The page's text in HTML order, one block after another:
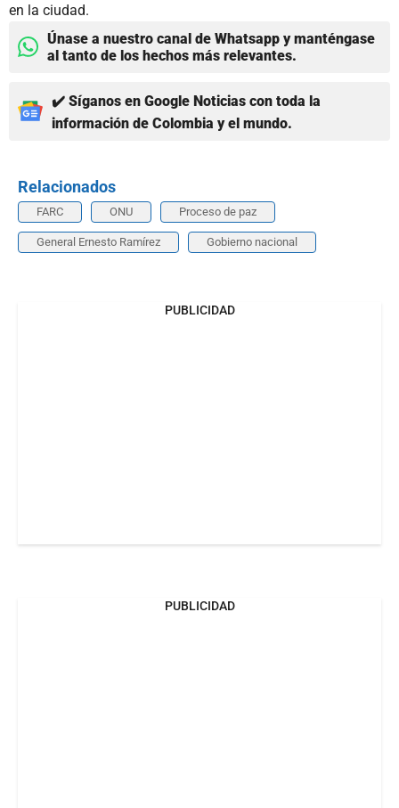
en la ciudad.
Únase a nuestro canal de Whatsapp y manténgase
al tanto de los hechos más relevantes.
✔️ Síganos en Google Noticias con toda la
información de Colombia y el mundo.
Relacionados
FARC ONU Proceso de paz
General Ernesto Ramírez Gobierno nacional
PUBLICIDAD
PUBLICIDAD